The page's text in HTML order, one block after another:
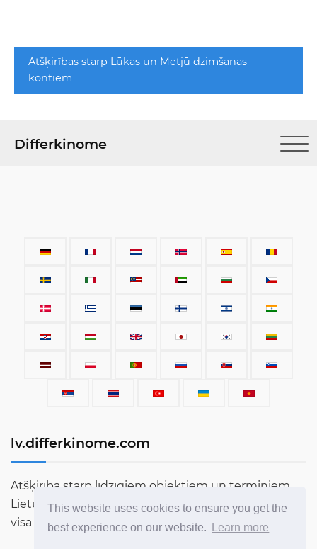
This website uses cookies to ensure you get the
best experience on our website.
Learn more
Atšķirības starp Lūkas un Metjū dzimšanas
kontiem
Differkinome
lv.differkinome.com
Atšķirība starp līdzīgiem objektiem un terminiem.
Lietu, aprīkojuma, automašīnu, terminu, cilvēku un
visa cita, kas pastāv šajā pasaulē, salīdzinājums.